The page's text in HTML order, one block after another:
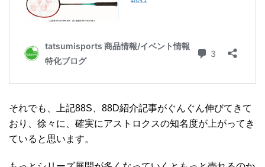
それでも、上記88S、88D紹介記事がぐんぐん伸びてきて
おり、徐々に、確実にアストロクスの知名度が上がってき
ていると思います。